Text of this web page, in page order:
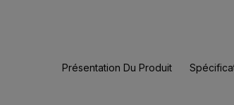
Présentation Du Produit